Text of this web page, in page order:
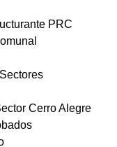
PRC
Cerro Alegre